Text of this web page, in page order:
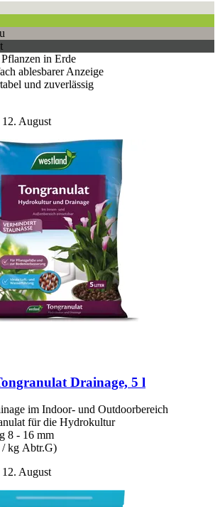
in Erde
ablesbarer Anzeige
und zuverlässig
August
Drainage, 5 l
im Indoor- und Outdoorbereich
für die Hydrokultur
8 - 16 mm
/ kg Abtr.G)
August